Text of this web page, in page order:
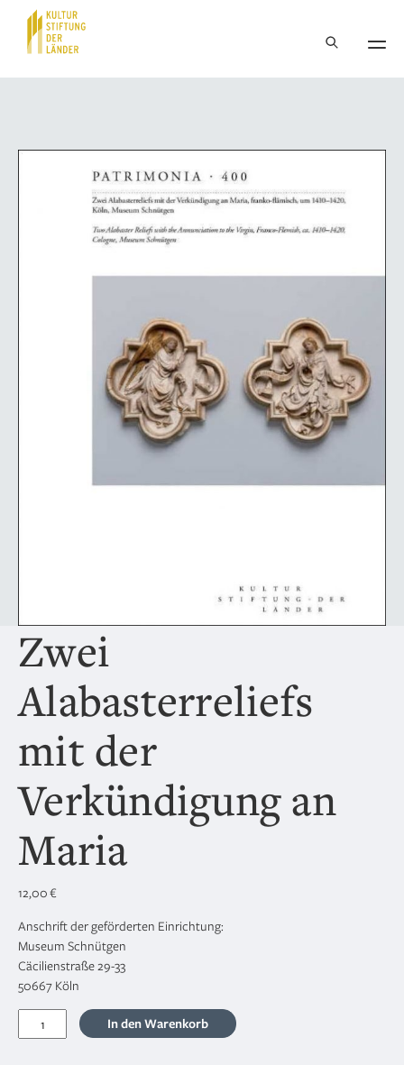
Hauptnavigation
Zwei
Alabasterreliefs
mit der
Verkündigung an
Maria
12,00€
Anschrift der geförderten Einrichtung:
Museum Schnütgen
Cäcilienstraße 29-33
50667 Köln
Alabasterreliefs
In den Warenkorb